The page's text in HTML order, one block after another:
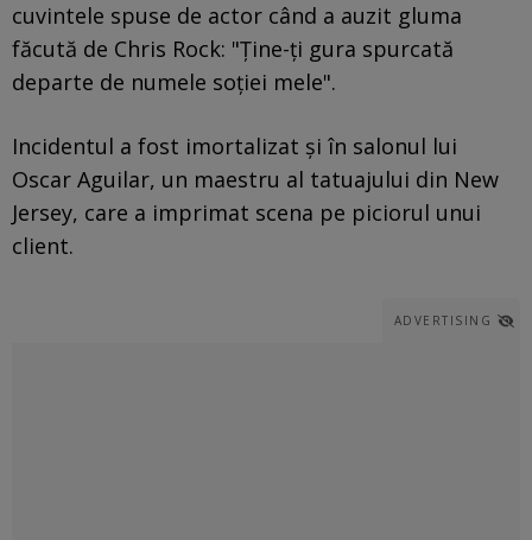
cuvintele spuse de actor când a auzit gluma
făcută de Chris Rock: "Ţine-ţi gura spurcată
departe de numele soţiei mele".
Incidentul a fost imortalizat şi în salonul lui
Oscar Aguilar, un maestru al tatuajului din New
Jersey, care a imprimat scena pe piciorul unui
client.
ADVERTISING